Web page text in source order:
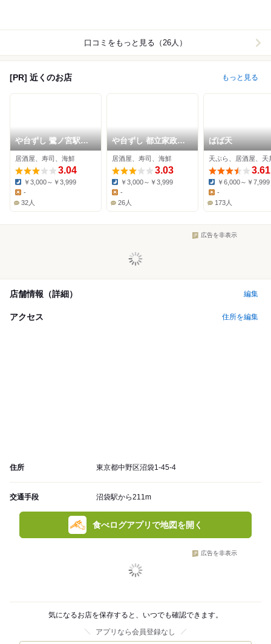
口コミをもっと見る（26人）
[PR] 近くのお店 もっと見る
や台ずし 鷺ノ宮駅前
町
居酒屋、寿司、海鮮
3.04
Dinner:
￥3,000～￥3,999
Lunch:
-
32人
や台ずし 都立家政駅
南口町
居酒屋、寿司、海鮮
3.03
Dinner:
￥3,000～￥3,999
Lunch:
-
26人
ばば天
天ぷら、居酒屋、天
3.61
Dinner:
￥6,000～￥7,999
-
173人
広告を非表示
店舗情報（詳細） 編集
アクセス 住所を編集
住所 東京都中野区沼袋1-45-4
交通手段 沼袋駅から211m
食べログアプリで地図を開く
広告を非表示
気になるお店を保存すると、いつでも確認できます。
アプリなら会員登録なし